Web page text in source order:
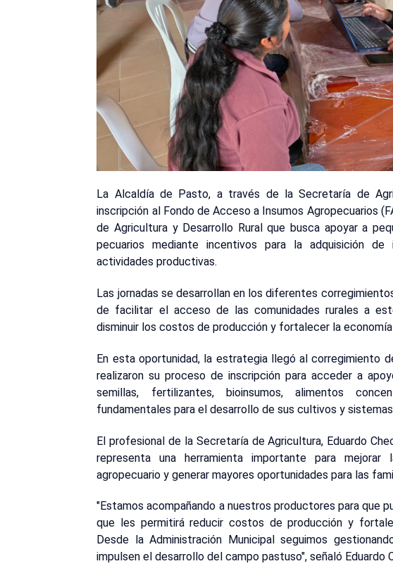
La Alcaldía de Pasto, a través de la Secretaría de
inscripción al Fondo de Acceso a Insumos Agropecuarios
de Agricultura y Desarrollo Rural que busca apoyar a
pecuarios mediante incentivos para la adquisición de
actividades productivas.
Las jornadas se desarrollan en los diferentes
de facilitar el acceso de las comunidades rurales a
disminuir los costos de producción y fortalecer la economía
En esta oportunidad, la estrategia llegó al corregimiento
realizaron su proceso de inscripción para acceder a
semillas, fertilizantes, bioinsumos, alimentos
fundamentales para el desarrollo de sus cultivos y
El profesional de la Secretaría de Agricultura, Eduardo
representa una herramienta importante para
agropecuario y generar mayores oportunidades para las
"Estamos acompañando a nuestros productores para que
que les permitirá reducir costos de producción y
Desde la Administración Municipal seguimos
impulsen el desarrollo del campo pastuso", señaló Eduardo